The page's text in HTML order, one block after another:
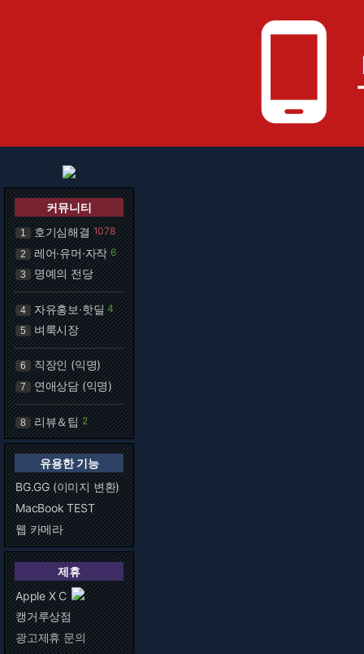
phone_android
커뮤니티
1 호기심해결 1078
2 레어·유머·자작 6
3 명예의 전당
4 자유홍보·핫딜 4
5 벼룩시장
6 직장인 (익명)
7 연애상담 (익명)
8 리뷰＆팁 2
유용한 기능
BG.GG (이미지 변환)
MacBook TEST
웹 카메라
제휴
Apple X C
캥거루상점
광고제휴 문의